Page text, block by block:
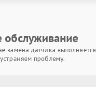
обслуживание
замена датчика выполняется
проблему.